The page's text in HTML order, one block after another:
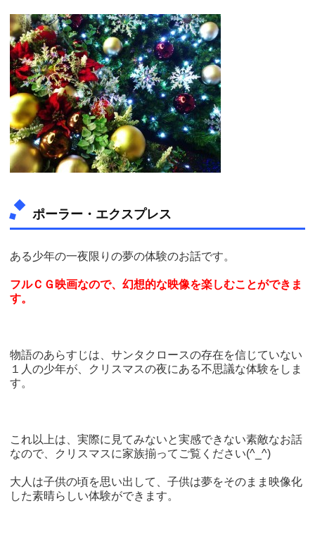
ポーラー・エクスプレス
ある少年の一夜限りの夢の体験のお話です。
フルＣＧ映画なので、幻想的な映像を楽しむことができま
す。
物語のあらすじは、サンタクロースの存在を信じていない
１人の少年が、クリスマスの夜にある不思議な体験をしま
す。
これ以上は、実際に見てみないと実感できない素敵なお話
なので、クリスマスに家族揃ってご覧ください(^_^)
大人は子供の頃を思い出して、子供は夢をそのまま映像化
した素晴らしい体験ができます。